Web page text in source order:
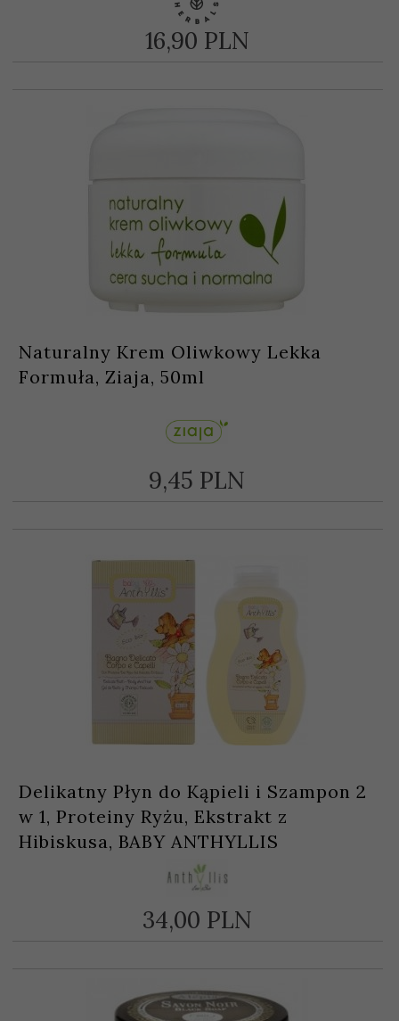
16,90 PLN
Naturalny Krem Oliwkowy Lekka
Formuła, Ziaja, 50ml
9,45 PLN
Delikatny Płyn do Kąpieli i Szampon 2
w 1, Proteiny Ryżu, Ekstrakt z
Hibiskusa, BABY ANTHYLLIS
34,00 PLN